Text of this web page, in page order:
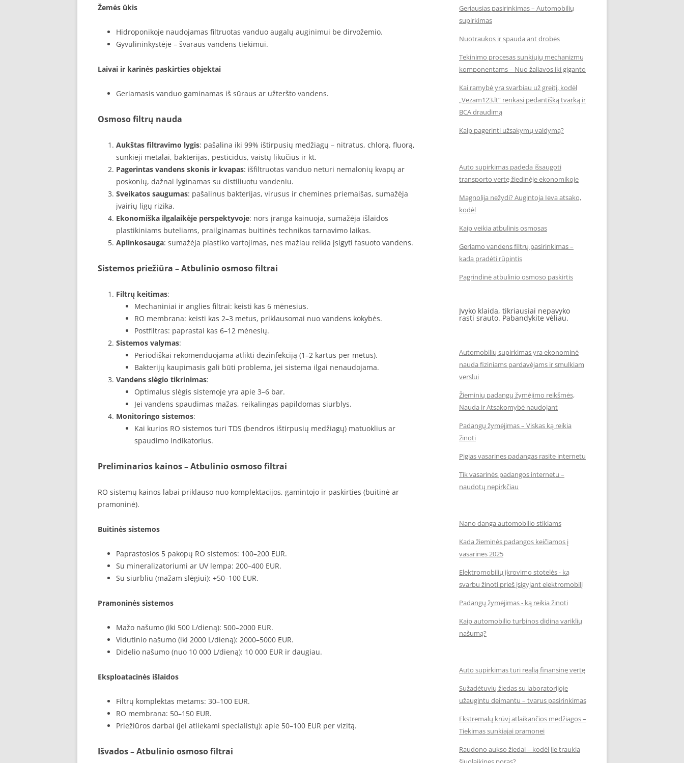
Žemės ūkis
Hidroponikoje naudojamas filtruotas vanduo augalų auginimui be dirvožemio.
Gyvulininkystėje – švaraus vandens tiekimui.
Laivai ir karinės paskirties objektai
Geriamasis vanduo gaminamas iš sūraus ar užteršto vandens.
Osmoso filtrų nauda
Aukštas filtravimo lygis: pašalina iki 99% ištirpusių medžiagų – nitratus, chlorą, fluorą,
sunkieji metalai, bakterijas, pesticidus, vaistų likučius ir kt.
Pagerintas vandens skonis ir kvapas: išfiltruotas vanduo neturi nemalonių kvapų ar
poskonių, dažnai lyginamas su distiliuotu vandeniu.
Sveikatos saugumas: pašalinus bakterijas, virusus ir chemines priemaišas, sumažėja
įvairių ligų rizika.
Ekonomiška ilgalaikėje perspektyvoje: nors įranga kainuoja, sumažėja išlaidos
plastikiniams buteliams, prailginamas buitinės technikos tarnavimo laikas.
Aplinkosauga: sumažėja plastiko vartojimas, nes mažiau reikia įsigyti fasuoto vandens.
Sistemos priežiūra – Atbulinio osmoso filtrai
Filtrų keitimas:
Mechaniniai ir anglies filtrai: keisti kas 6 mėnesius.
RO membrana: keisti kas 2–3 metus, priklausomai nuo vandens kokybės.
Postfiltras: paprastai kas 6–12 mėnesių.
Sistemos valymas:
Periodiškai rekomenduojama atlikti dezinfekciją (1–2 kartus per metus).
Bakterijų kaupimasis gali būti problema, jei sistema ilgai nenaudojama.
Vandens slėgio tikrinimas:
Optimalus slėgis sistemoje yra apie 3–6 bar.
Jei vandens spaudimas mažas, reikalingas papildomas siurblys.
Monitoringo sistemos:
Kai kurios RO sistemos turi TDS (bendros ištirpusių medžiagų) matuoklius ar
spaudimo indikatorius.
Preliminarios kainos – Atbulinio osmoso filtrai
RO sistemų kainos labai priklauso nuo komplektacijos, gamintojo ir paskirties (buitinė ar
pramoninė).
Buitinės sistemos
Paprastosios 5 pakopų RO sistemos: 100–200 EUR.
Su mineralizatoriumi ar UV lempa: 200–400 EUR.
Su siurbliu (mažam slėgiui): +50–100 EUR.
Pramoninės sistemos
Mažo našumo (iki 500 L/dieną): 500–2000 EUR.
Vidutinio našumo (iki 2000 L/dieną): 2000–5000 EUR.
Didelio našumo (nuo 10 000 L/dieną): 10 000 EUR ir daugiau.
Eksploatacinės išlaidos
Filtrų komplektas metams: 30–100 EUR.
RO membrana: 50–150 EUR.
Priežiūros darbai (jei atliekami specialistų): apie 50–100 EUR per vizitą.
Išvados – Atbulinio osmoso filtrai
Geriausias pasirinkimas – Automobilių
supirkimas
Nuotraukos ir spauda ant drobės
Tekinimo procesas sunkiųjų mechanizmų
komponentams – Nuo žaliavos iki giganto
Kai ramybė yra svarbiau už greitį, kodėl
„Vezam123.lt“ renkasi pedantišką tvarką ir
BCA draudimą
Kaip pagerinti užsakymų valdymą?
Auto supirkimas padeda išsaugoti
transporto vertę žiedinėje ekonomikoje
Magnolija nežydi? Augintoja Ieva atsako,
kodėl
Kaip veikia atbulinis osmosas
Geriamo vandens filtrų pasirinkimas –
kada pradėti rūpintis
Pagrindinė atbulinio osmoso paskirtis
Įvyko klaida, tikriausiai nepavyko
rasti srauto. Pabandykite vėliau.
Automobilių supirkimas yra ekonominė
nauda fiziniams pardavėjams ir smulkiam
verslui
Žieminių padangų žymėjimo reikšmės,
Nauda ir Atsakomybė naudojant
Padangų žymėjimas – Viskas ką reikia
žinoti
Pigias vasarines padangas rasite internetu
Tik vasarinės padangos internetu –
naudotų nepirkčiau
Nano danga automobilio stiklams
Kada žieminės padangos keičiamos į
vasarines 2025
Elektromobilių įkrovimo stotelės - ką
svarbu žinoti prieš įsigyjant elektromobilį
Padangų žymėjimas - ką reikia žinoti
Kaip automobilio turbinos didina variklių
našumą?
Auto supirkimas turi realią finansinę vertę
Sužadėtuvių žiedas su laboratorijoje
užaugintu deimantu – tvarus pasirinkimas
Ekstremalų krūvį atlaikančios medžiagos –
Tiekimas sunkiajai pramonei
Raudono aukso žiedai – kodėl jie traukia